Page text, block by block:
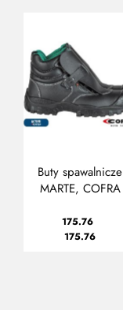
Buty spawalnicze
MARTE, COFRA
175.76
175.76